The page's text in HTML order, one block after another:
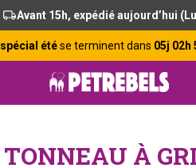
Avant 15h, expédié aujourd’hui
spécial étése terminent dans 05j 02h
TONNEAU À